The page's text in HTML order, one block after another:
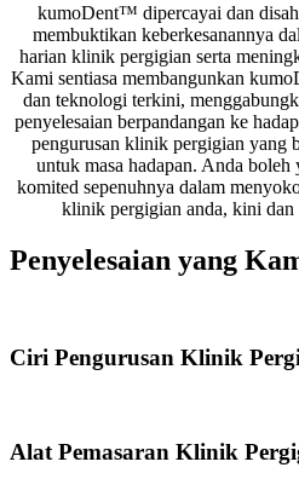
kumoDent™ dipercayai dan
membuktikan keberkesanannya
harian klinik pergigian serta
Kami sentiasa membangunkan
dan teknologi terkini,
penyelesaian berpandangan ke
pengurusan klinik pergigian yang
untuk masa hadapan. Anda
komited sepenuhnya dalam
klinik pergigian anda, kini dan
Penyelesaian yang
Ciri Pengurusan Klinik
Alat Pemasaran Klinik